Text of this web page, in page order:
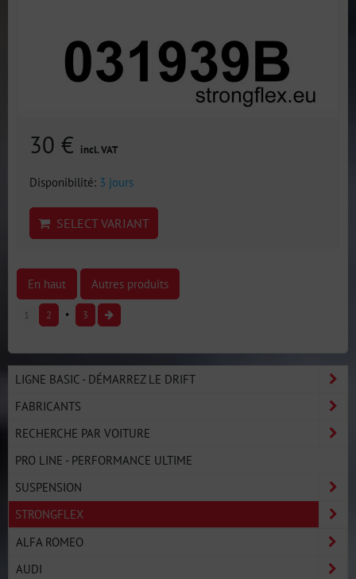
30 € incl. VAT
Disponibilité: 3 jours
SELECT VARIANT
En haut Autres produits
1 2 3
LIGNE BASIC - DÉMARREZ LE DRIFT
FABRICANTS
RECHERCHE PAR VOITURE
PRO LINE - PERFORMANCE ULTIME
SUSPENSION
STRONGFLEX
ALFA ROMEO
AUDI